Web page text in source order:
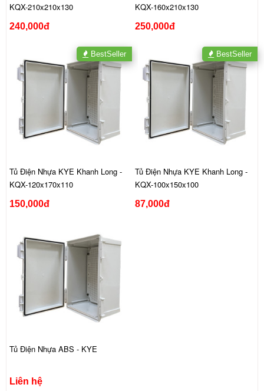
KQX-210x210x130
240,000đ
KQX-160x210x130
250,000đ
Tủ Điện Nhựa KYE Khanh Long -
KQX-120x170x110
150,000đ
BestSeller
Tủ Điện Nhựa KYE Khanh Long -
KQX-100x150x100
87,000đ
BestSeller
Tủ Điện Nhựa ABS - KYE
Liên hệ